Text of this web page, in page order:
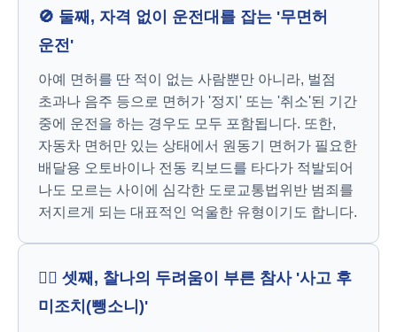
🚫 둘째, 자격 없이 운전대를 잡는 '무면허
운전'
아예 면허를 딴 적이 없는 사람뿐만 아니라, 벌점
초과나 음주 등으로 면허가 '정지' 또는 '취소'된 기간
중에 운전을 하는 경우도 모두 포함됩니다. 또한,
자동차 면허만 있는 상태에서 원동기 면허가 필요한
배달용 오토바이나 전동 킥보드를 타다가 적발되어
나도 모르는 사이에 심각한 도로교통법위반 범죄를
저지르게 되는 대표적인 억울한 유형이기도 합니다.
🏃‍♂️ 셋째, 찰나의 두려움이 부른 참사 '사고 후
미조치(뺑소니)'